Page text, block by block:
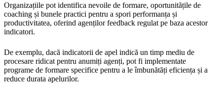
Organizațiile pot identifica nevoile de formare, oportunitățile de
coaching și bunele practici pentru a spori performanța și
productivitatea, oferind agenților feedback regulat pe baza acestor
indicatori.
De exemplu, dacă indicatorii de apel indică un timp mediu de
procesare ridicat pentru anumiți agenți, pot fi implementate
programe de formare specifice pentru a le îmbunătăți eficiența și a
reduce durata apelurilor.